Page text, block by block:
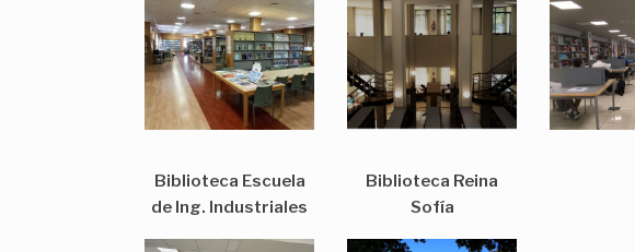
Biblioteca Escuela
de Ing. Industriales
Biblioteca Reina
Sofía